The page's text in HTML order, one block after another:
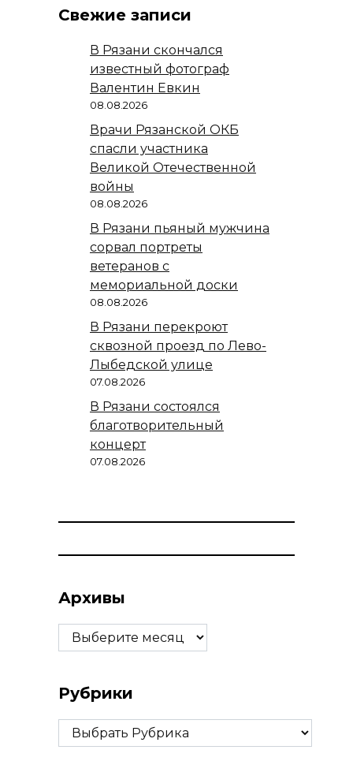
Свежие записи
В Рязани скончался
известный фотограф
Валентин Евкин
08.08.2026
Врачи Рязанской ОКБ
спасли участника
Великой Отечественной
войны
08.08.2026
В Рязани пьяный мужчина
сорвал портреты
ветеранов с
мемориальной доски
08.08.2026
В Рязани перекроют
сквозной проезд по Лево-
Лыбедской улице
07.08.2026
В Рязани состоялся
благотворительный
концерт
07.08.2026
Архивы
Архивы
Рубрики
Рубрики